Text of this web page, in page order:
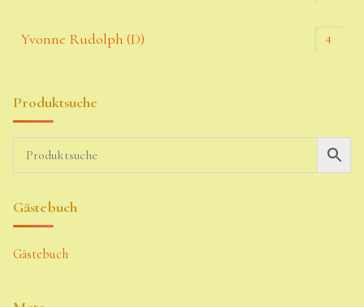
Yvonne Rudolph (D) 4
Produktsuche
Gästebuch
Gästebuch